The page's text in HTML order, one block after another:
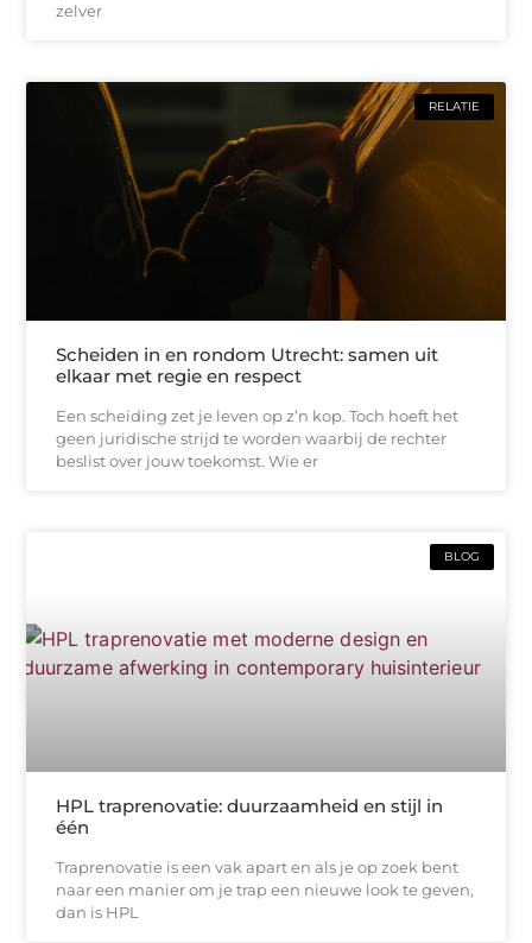
zelver
RELATIE
Scheiden in en rondom Utrecht: samen uit
elkaar met regie en respect
Een scheiding zet je leven op z’n kop. Toch hoeft het
geen juridische strijd te worden waarbij de rechter
beslist over jouw toekomst. Wie er
BLOG
HPL traprenovatie: duurzaamheid en stijl in
één
Traprenovatie is een vak apart en als je op zoek bent
naar een manier om je trap een nieuwe look te geven,
dan is HPL